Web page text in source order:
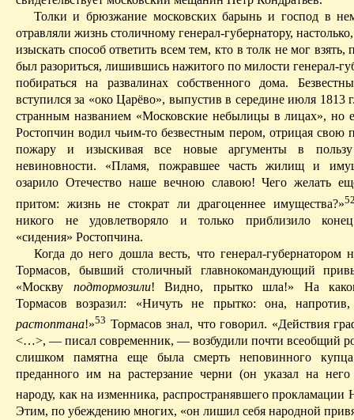
Толки и брюзжание московских барынь и господ в
отравляли жизнь столичному генерал-губернатору,
изыскать способ ответить всем тем, кто в толк не мог
был разориться, лишившись нажитого по милости генерал-
побираться на развалинах собственного дома.
вступился за «око Царёво», выпустив в середине июля 1813
странным названием «Московские небылицы в лицах», но
Ростопчин водил чьим-то безвестным пером, отрицая свою
пожару и изыскивая все новые аргументы в пользу
невиновности. «Пламя, пожравшее часть жилищ и
озарило Отечество наше вечною славою! Чего желать
притом: жизнь не стократ ли драгоценнее имущества?»
никого не удовлетворяло и только приблизило конец
«сидения» Ростопчина.
Когда до него дошла весть, что генерал-губернатором
Тормасов, бывший столичный главнокомандующий
«Москву подтормозили! Видно, прытко шла!» На
Тормасов возразил: «Ничуть не прытко: она,
растоптана!»53 Тормасов знал, что говорил. «Действия
<…>, — писал современник, — возбудили почти всеобщий
слишком памятна еще была смерть неповинного
преданного им на растерзание черни (он указал на него
народу, как на изменника, распространявшего прокламации
Этим, по убеждению многих, «он лишил себя народной